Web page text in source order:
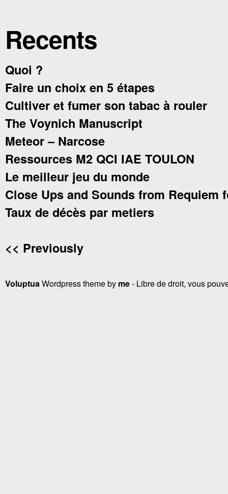
Recents
Quoi ?
Faire un choix en 5 étapes
Cultiver et fumer son tabac à rouler
The Voynich Manuscript
Meteor – Narcose
Ressources M2 QCI IAE TOULON
Le meilleur jeu du monde
Close Ups and Sounds from Requiem
Taux de décès par metiers
<< Previously
VoluptuaWordpress theme by me- Libre de droit, vous